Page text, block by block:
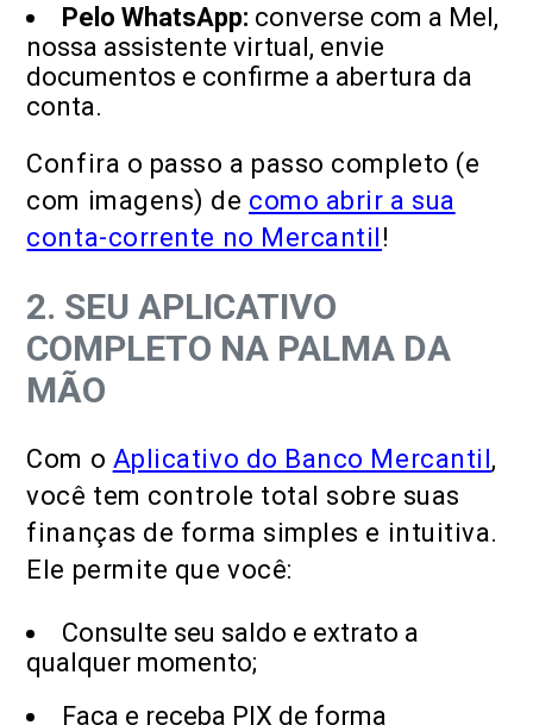
Pelo WhatsApp: converse com a Mel,
nossa assistente virtual, envie
documentos e confirme a abertura da
conta.
Confira o passo a passo completo (e
com imagens) de como abrir a sua
conta-corrente no Mercantil !
2. SEU APLICATIVO
COMPLETO NA PALMA DA
MÃO
Com o Aplicativo do Banco Mercantil,
você tem controle total sobre suas
finanças de forma simples e intuitiva.
Ele permite que você:
Consulte seu saldo e extrato a
qualquer momento;
Faça e receba PIX de forma